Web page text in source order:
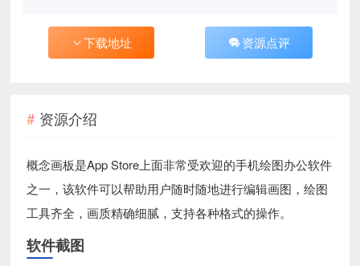
下载地址 资源点评
资源介绍
概念画板是App Store上面非常受欢迎的手机绘图办公软件
之一，该软件可以帮助用户随时随地进行编辑画图，绘图
工具齐全，画质精确细腻，支持各种格式的操作。
软件截图